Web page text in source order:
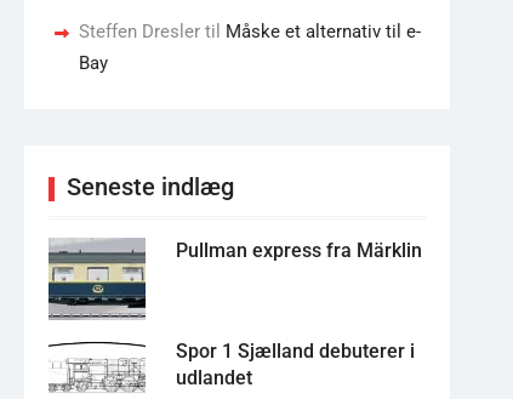
Steffen Dresler til Måske et alternativ til e-
Bay
Seneste indlæg
Pullman express fra Märklin
Spor 1 Sjælland debuterer i
udlandet